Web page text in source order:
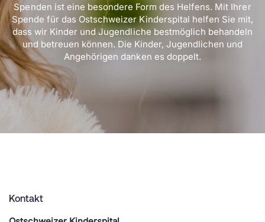
Spenden ist eine besondere Form des Helfens. Mit Ihrer
Spende für das Ostschweizer Kinderspital helfen Sie mit,
dass wir Kinder und Jugendliche bestmöglich behandeln
und betreuen können. Die Kinder, Jugendlichen und
Angehörigen danken es doppelt.
Kontakt